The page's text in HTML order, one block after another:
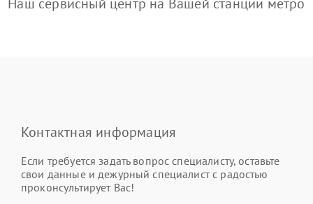
Контактная информация
Если требуется задать вопрос специалисту, оставьте
свои данные и дежурный специалист с радостью
проконсультирует Вас!